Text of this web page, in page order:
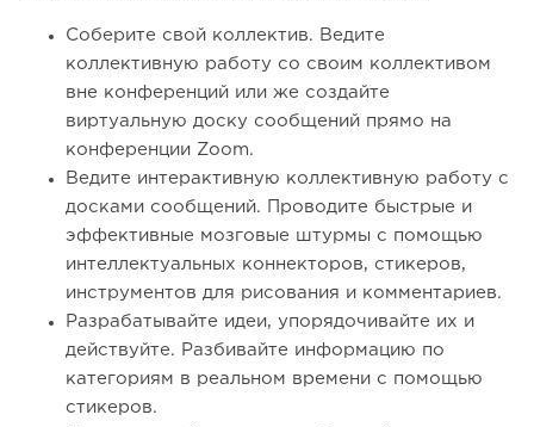
Соберите свой коллектив. Ведите
коллективную работу со своим коллективом
вне конференций или же создайте
виртуальную доску сообщений прямо на
конференции Zoom.
Ведите интерактивную коллективную работу с
досками сообщений. Проводите быстрые и
эффективные мозговые штурмы с помощью
интеллектуальных коннекторов, стикеров,
инструментов для рисования и комментариев.
Разрабатывайте идеи, упорядочивайте их и
действуйте. Разбивайте информацию по
категориям в реальном времени с помощью
стикеров.